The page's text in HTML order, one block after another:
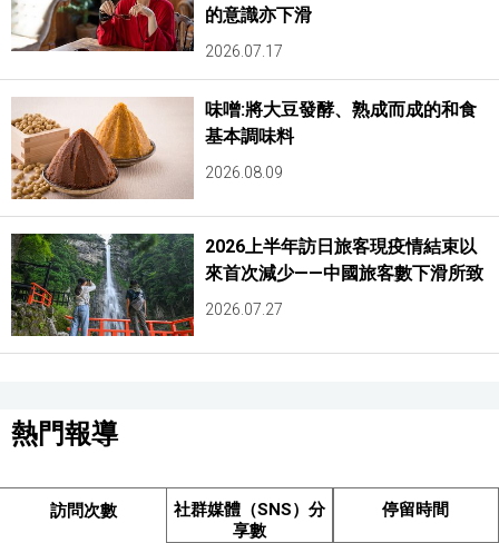
的意識亦下滑
2026.07.17
味噌:將大豆發酵、熟成而成的和食
基本調味料
2026.08.09
2026上半年訪日旅客現疫情結束以
來首次減少——中國旅客數下滑所致
2026.07.27
熱門報導
訪問次數
社群媒體（SNS）分
享數
停留時間